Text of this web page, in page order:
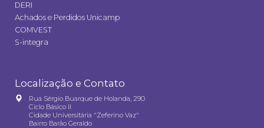
DERI
Achados e Perdidos Unicamp
COMVEST
S-integra
Localização e Contato
Rua Sérgio Buarque de Holanda, 290
Ciclo Básico II
Cidade Universitária "Zeferino Vaz"
Bairro Barão Geraldo